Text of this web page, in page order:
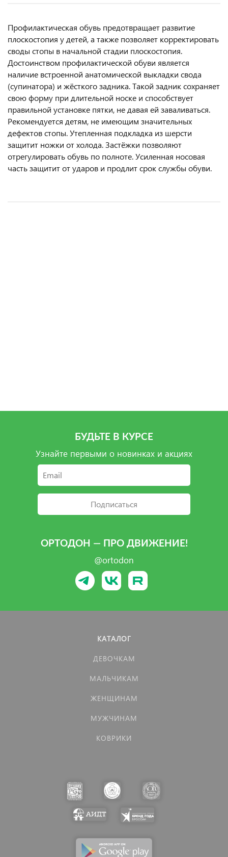
Профилактическая обувь предотвращает развитие
плоскостопия у детей, а также позволяет корректировать
своды стопы в начальной стадии плоскостопия.
Достоинством профилактической обуви является
наличие встроенной анатомической выкладки свода
(супинатора) и жёсткого задника. Такой задник сохраняет
свою форму при длительной носке и способствует
правильной установке пятки, не давая ей заваливаться.
Рекомендуется детям, не имеющим значительных
дефектов стопы. Утепленная подкладка из шерсти
защитит ножки от холода. Застёжки позволяют
отрегулировать обувь по полноте. Усиленная носовая
часть защитит от ударов и продлит срок службы обуви.
БУДЬТЕ В КУРСЕ
Узнайте первыми о новинках и акциях
Подписаться
ОРТОДОН — ПРО ДВИЖЕНИЕ!
@ortodon
КАТАЛОГ
ДЕВОЧКАМ
МАЛЬЧИКАМ
ЖЕНЩИНАМ
МУЖЧИНАМ
КОВРИКИ